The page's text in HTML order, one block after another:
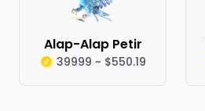
Alap-Alap Petir
39999 ~ $550.19